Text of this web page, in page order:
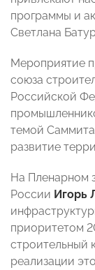
программы и
Светлана
Мероприятие
союза
Российской
темой Саммита
развитие
На Пленарном
России Игорь
приоритетом
строительный
реализации